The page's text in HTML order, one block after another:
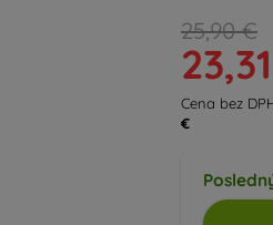
25,90 €
Cena bez
€